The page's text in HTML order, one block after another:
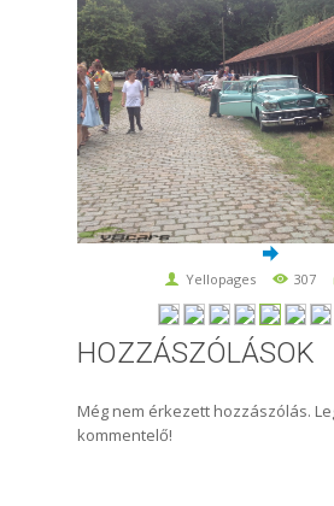
Yellopages 307
HOZZÁSZÓLÁSOK
Még nem érkezett hozzászólás.
kommentelő!